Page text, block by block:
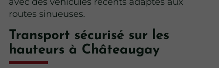
routes sinueuses.
Transport sécurisé sur les
hauteurs à Châteaugay